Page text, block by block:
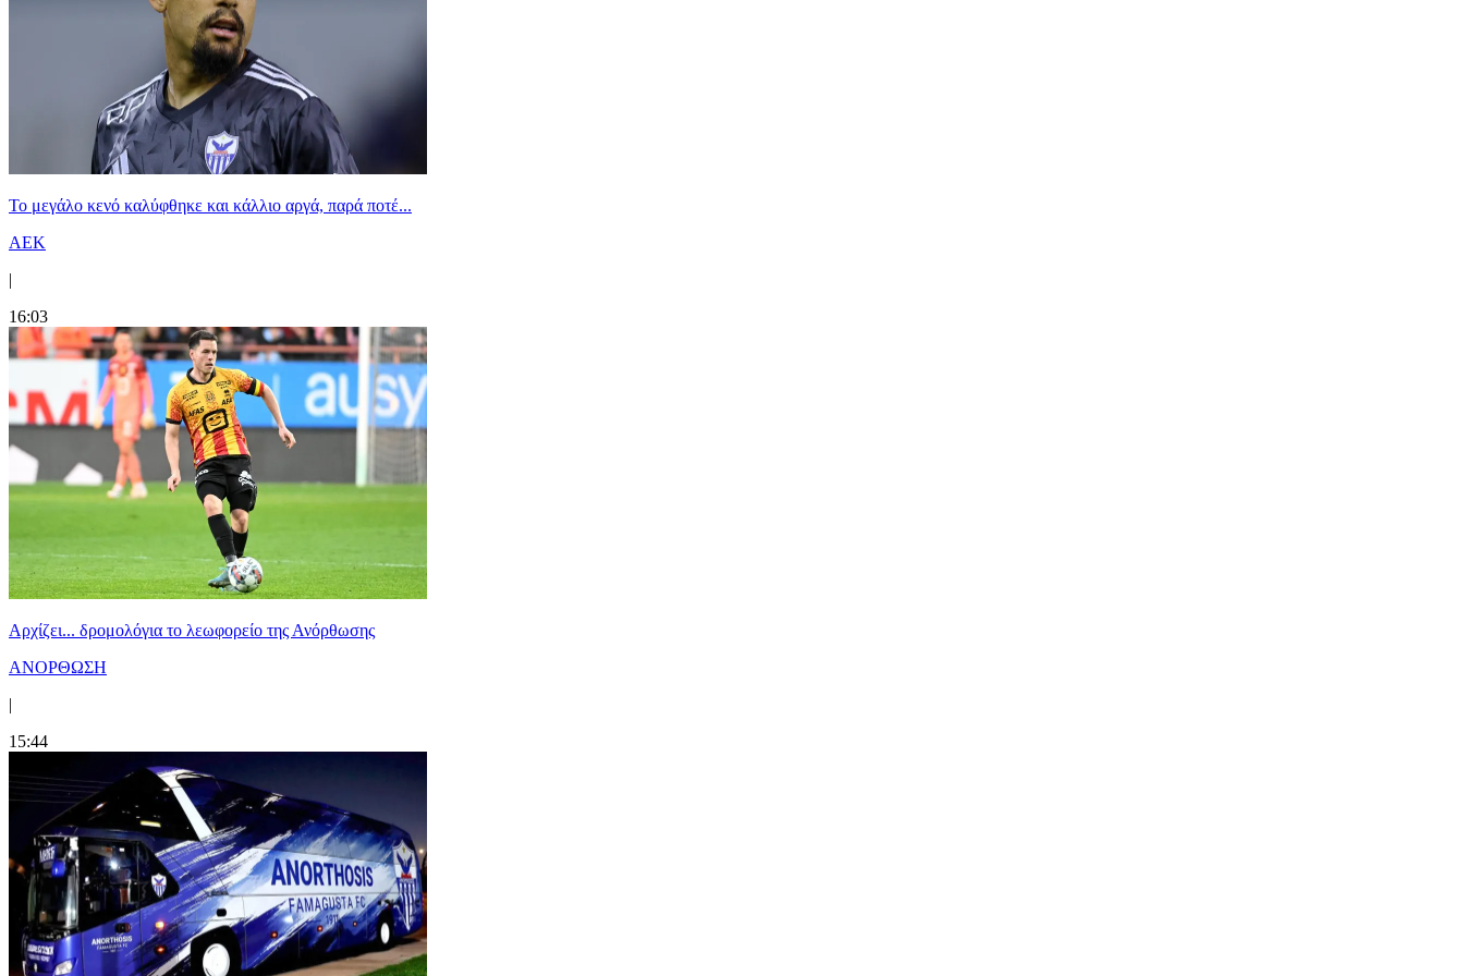
Το μεγάλο κενό καλύφθηκε και κάλλιο αργά, παρά ποτέ...
ΑΕΚ
|
16:03
Αρχίζει... δρομολόγια το λεωφορείο της Ανόρθωσης
ΑΝΟΡΘΩΣΗ
|
15:44